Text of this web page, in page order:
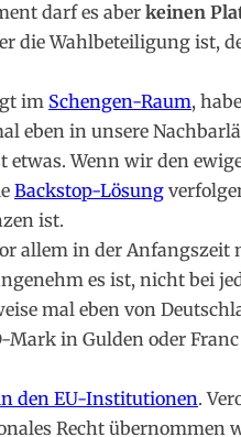
darf es aber keinen
die Wahlbeteiligung ist,
im Schengen-Raum,
eben in unsere
Wenn wir den
Backstop-Lösung
ist.
allem in der
es ist, nicht bei
mal eben von
in Gulden oder
den EU-Institutionen.
Recht übernommen